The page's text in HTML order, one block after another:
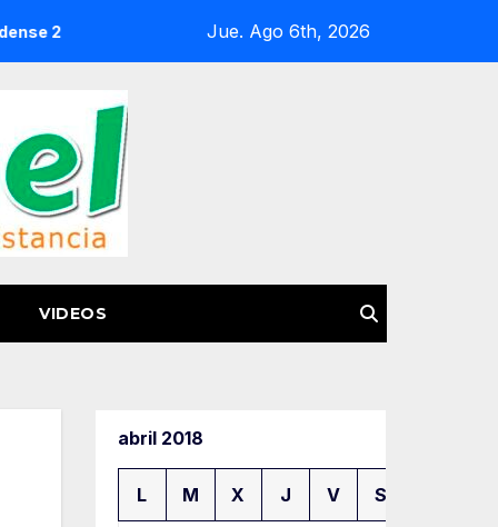
IMSS devuelve la vista a joven con catarata congénita
Jue. Ago 6th, 2026
VIDEOS
abril 2018
L M X J V S